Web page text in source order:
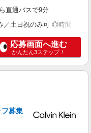
直通バスで9分
土日祝のみ可 ◎時間・曜
応募画面へ進む
かんたん3ステップ！
フ募集